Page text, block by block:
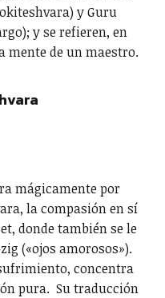
y Guru
y se refieren, en
mente de un maestro.
mágicamente por
la compasión en sí
donde también se le
(«ojos amorosos»).
concentra
pura. Su traducción